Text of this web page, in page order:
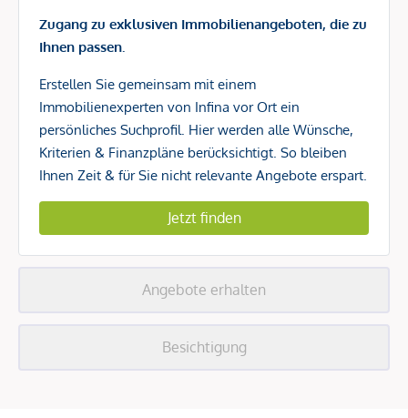
Zugang zu exklusiven Immobilienangeboten, die zu
Ihnen passen.
Erstellen Sie gemeinsam mit einem
Immobilienexperten von Infina vor Ort ein
persönliches Suchprofil. Hier werden alle Wünsche,
Kriterien & Finanzpläne berücksichtigt. So bleiben
Ihnen Zeit & für Sie nicht relevante Angebote erspart.
Jetzt finden
Angebote erhalten
Besichtigung